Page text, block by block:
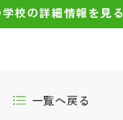
校の詳細情報を見る
一覧へ戻る